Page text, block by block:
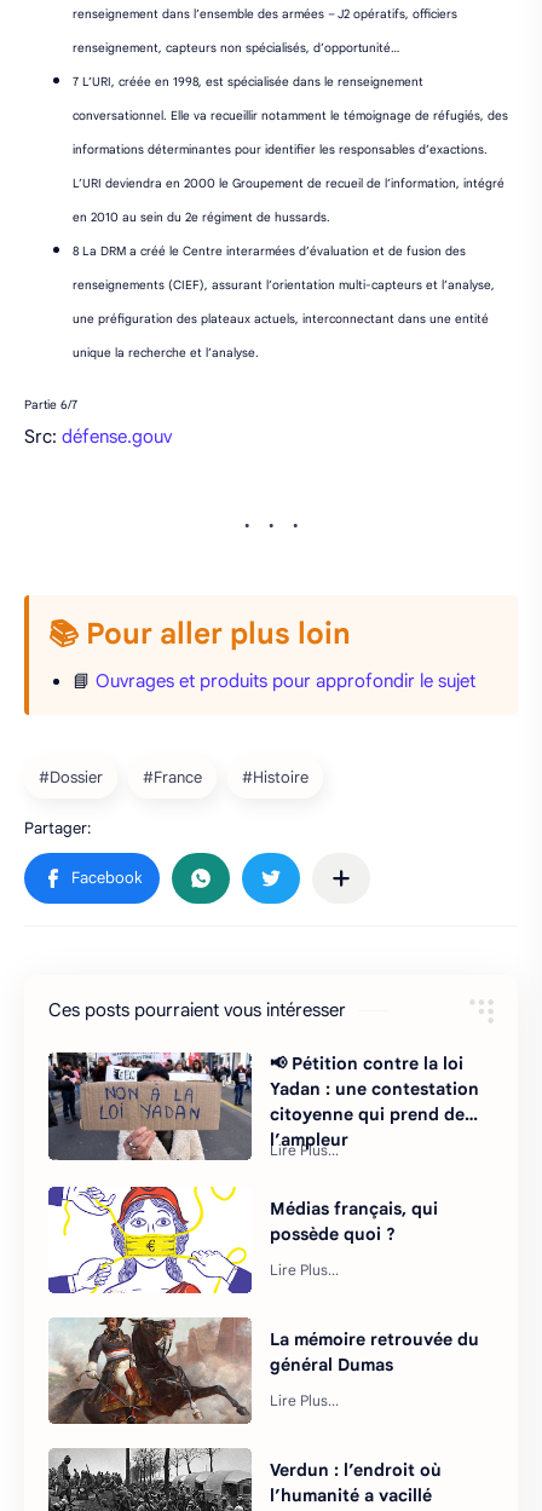
renseignement dans l’ensemble des armées – J2 opératifs, officiers
renseignement, capteurs non spécialisés, d’opportunité…
7 L’URI, créée en 1998, est spécialisée dans le renseignement
conversationnel. Elle va recueillir notamment le témoignage de réfugiés, des
informations déterminantes pour identifier les responsables d’exactions.
L’URI deviendra en 2000 le Groupement de recueil de l’information, intégré
en 2010 au sein du 2e régiment de hussards.
8 La DRM a créé le Centre interarmées d’évaluation et de fusion des
renseignements (CIEF), assurant l’orientation multi-capteurs et l’analyse,
une préfiguration des plateaux actuels, interconnectant dans une entité
unique la recherche et l’analyse.
Partie 6/7
Src: défense.gouv
📚 Pour aller plus loin
📘 Ouvrages et produits pour approfondir le sujet
Ces posts pourraient vous intéresser
📢 Pétition contre la loi
Yadan : une contestation
citoyenne qui prend de
l’ampleur
Médias français, qui
possède quoi ?
La mémoire retrouvée du
général Dumas
Verdun : l’endroit où
l’humanité a vacillé